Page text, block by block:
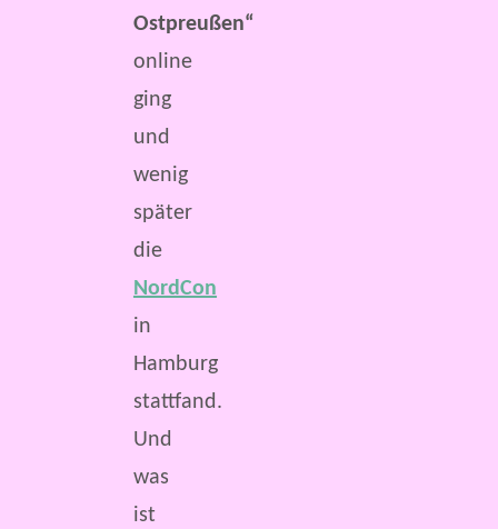
Ostpreußen“
online
ging
und
wenig
später
die
NordCon
in
Hamburg
stattfand.
Und
was
ist